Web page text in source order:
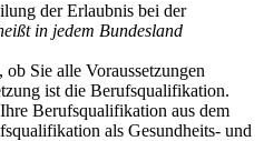
der Erlaubnis bei der
in jedem Bundesland
Sie alle Voraussetzungen
ist die Berufsqualifikation.
Berufsqualifikation aus dem
als Gesundheits- und